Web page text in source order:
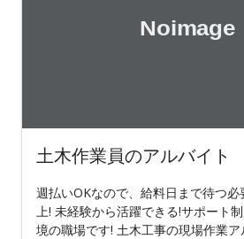
土木作業員のアルバイト
週払いOKなので、給料日まで待つ必
上! 未経験から活躍できる!サポート
境の職場です! 土木工事の現場作業